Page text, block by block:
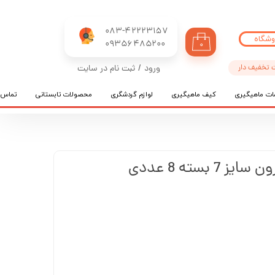
083-42223157
​​​​​​​09356485200
۰
ورود / ثبت نام در سایت
تغییر گذر واژه
ماهیگیری کیف ماهیگیری لوازم گردشگری محصولات تابستانی تماس
تخفیف دار
8 عددی